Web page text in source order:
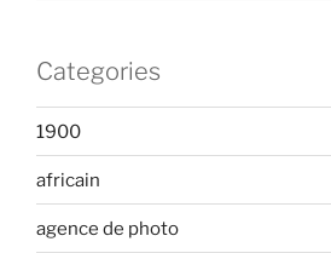
Categories
1900
africain
agence de photo